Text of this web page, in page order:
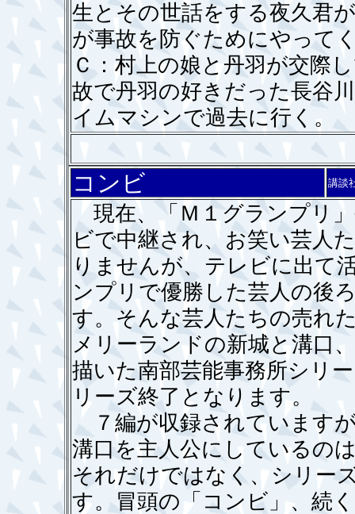
生とその世話をする夜久君
が事故を防ぐためにやって
Ｃ：村上の娘と丹羽が交際
故で丹羽の好きだった長谷
イムマシンで過去に行く。
コンビ 講談
現在、「Ｍ１グランプリ
ビで中継され、お笑い芸人
りませんが、テレビに出て
ンプリで優勝した芸人の後
す。そんな芸人たちの売れ
メリーランドの新城と溝口
描いた南部芸能事務所シリ
リーズ終了となります。
７編が収録されています
溝口を主人公にしているの
それだけではなく、シリー
す。冒頭の「コンビ」、続